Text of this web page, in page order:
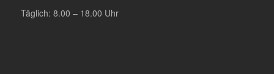
Täglich: 8.00 – 18.00 Uhr